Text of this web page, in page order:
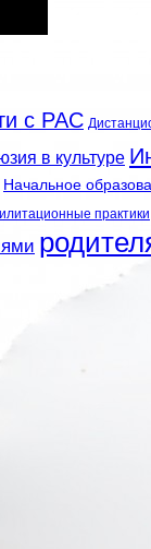
с РАС
в культуре
Начальное
практики